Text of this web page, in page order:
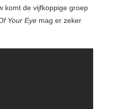
komt de vijfkoppige groep
Your Eye mag er zeker